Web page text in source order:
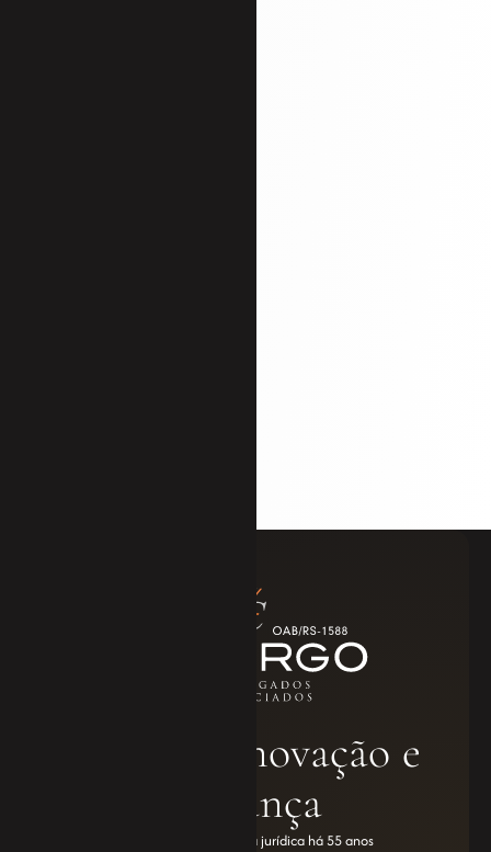
Tradição, inovação e
confiança
Compromisso e excelência jurídica há 55 anos